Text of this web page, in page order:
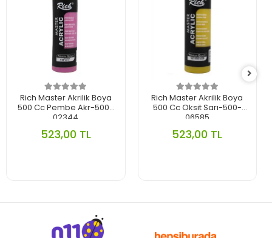
Rich Master Akrilik Boya
500 Cc Pembe Akr-500-
02344
523,00 TL
Rich Master Akrilik Boya
500 Cc Oksit Sarı-500-
06585
523,00 TL